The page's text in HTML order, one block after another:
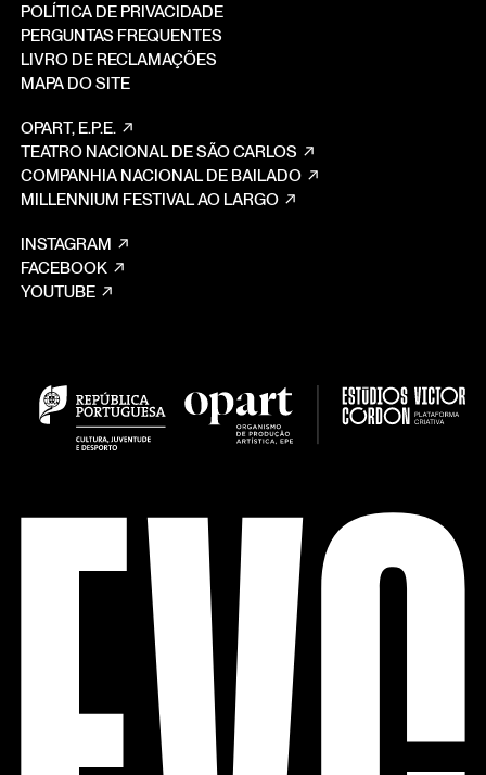
POLÍTICA DE PRIVACIDADE
PERGUNTAS FREQUENTES
LIVRO DE RECLAMAÇÕES
MAPA DO SITE
OPART, E.P.E.
TEATRO NACIONAL DE SÃO CARLOS
COMPANHIA NACIONAL DE BAILADO
MILLENNIUM FESTIVAL AO LARGO
INSTAGRAM
FACEBOOK
YOUTUBE